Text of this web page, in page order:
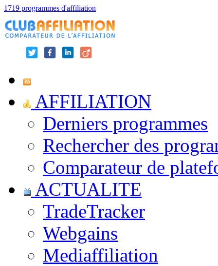
1719 programmes d'affiliation
AFFILIATION
Derniers programmes
Rechercher des
Comparateur de
ACTUALITE
TradeTracker
Webgains
Mediaffiliation